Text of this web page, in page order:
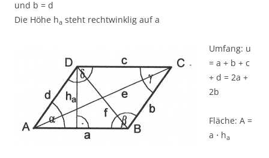
und b = d
Die Höhe ha steht rechtwinklig auf a
Umfang: u
= a + b + c
+ d = 2a +
2b
Fläche: A =
a ⋅ ha